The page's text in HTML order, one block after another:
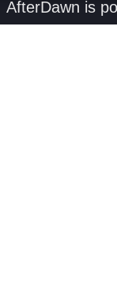
AfterDawn is